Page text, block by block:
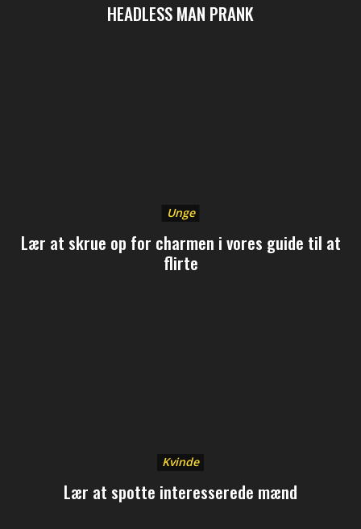
HEADLESS MAN PRANK
Unge
Lær at skrue op for charmen i vores guide til at
flirte
Kvinde
Lær at spotte interesserede mænd